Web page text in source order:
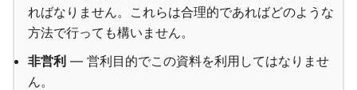
ればなりません。これらは合理的であればどのような
方法で行っても構いません。
非営利 — 営利目的でこの資料を利用してはなりませ
ん。